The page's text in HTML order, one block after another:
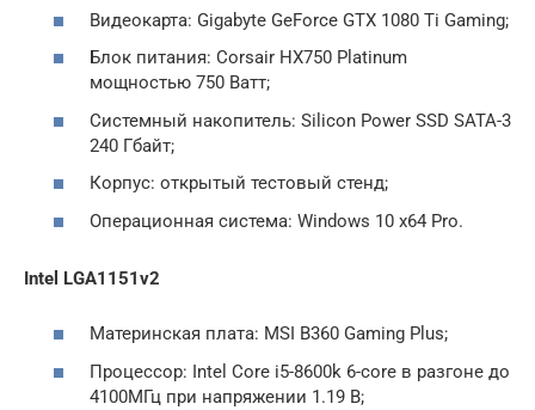
Видеокарта: Gigabyte GeForce GTX 1080 Ti Gaming;
Блок питания: Corsair HX750 Platinum
мощностью 750 Ватт;
Системный накопитель: Silicon Power SSD SATA-3
240 Гбайт;
Корпус: открытый тестовый стенд;
Операционная система: Windows 10 x64 Pro.
Intel LGA1151v2
Материнская плата: MSI B360 Gaming Plus;
Процессор: Intel Core i5-8600k 6-core в разгоне до
4100МГц при напряжении 1.19 В;